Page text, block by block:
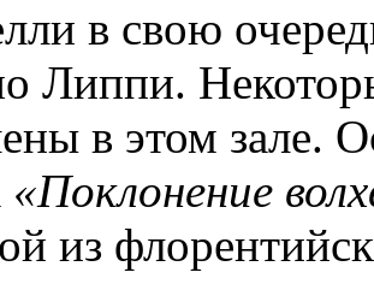
в свою
Липпи.
в этом зале.
«Поклонение
из